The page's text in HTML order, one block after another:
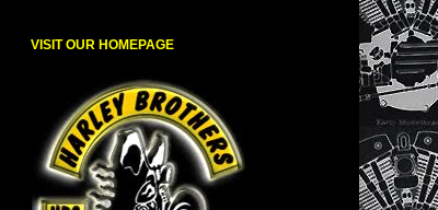
VISIT OUR HOMEPAGE